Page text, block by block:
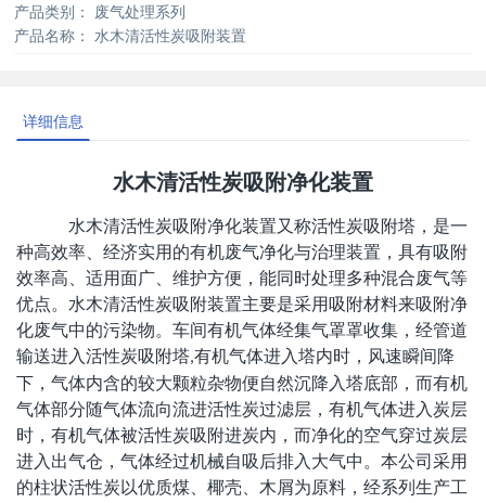
产品类别： 废气处理系列
产品名称： 水木清活性炭吸附装置
详细信息
水木清活性炭吸附净化装置
水木清活性炭吸附净化装置又称活性炭吸附塔，是一
种高效率、经济实用的有机废气净化与治理装置，具有吸附
效率高、适用面广、维护方便，能同时处理多种混合废气等
优点。水木清活性炭吸附装置主要是采用吸附材料来吸附净
化废气中的污染物。车间有机气体经集气罩罩收集，经管道
输送进入活性炭吸附塔,有机气体进入塔内时，风速瞬间降
下，气体内含的较大颗粒杂物便自然沉降入塔底部，而有机
气体部分随气体流向流进活性炭过滤层，有机气体进入炭层
时，有机气体被活性炭吸附进炭内，而净化的空气穿过炭层
进入出气仓，气体经过机械自吸后排入大气中。本公司采用
的柱状活性炭以优质煤、椰壳、木屑为原料，经系列生产工